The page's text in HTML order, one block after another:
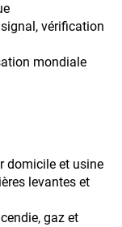
vérification
mondiale
domicile et usine
levantes et
gaz et